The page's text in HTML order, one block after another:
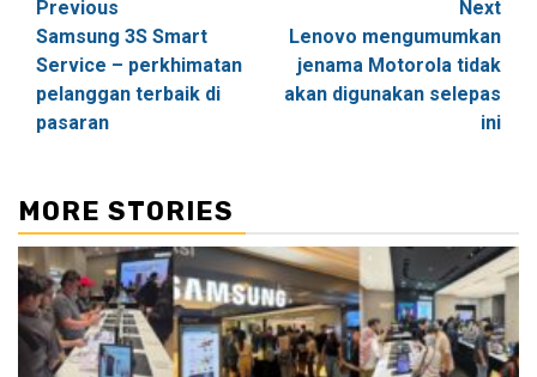
Post
navigation
Previous
Samsung 3S Smart
Service – perkhimatan
pelanggan terbaik di
pasaran
Next
Lenovo mengumumkan
jenama Motorola tidak
akan digunakan selepas
ini
MORE STORIES